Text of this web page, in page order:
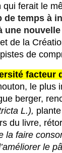
qui ferait le
de temps à
une
de la
de
facteur
le plus
L.),
du livre,
la faire
le